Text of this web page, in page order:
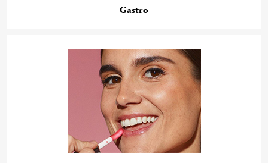
Gastro